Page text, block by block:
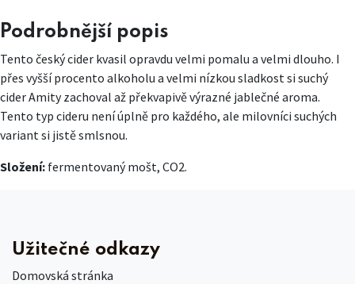
Podrobnější popis
Tento český cider kvasil opravdu velmi pomalu a velmi dlouho. I
přes vyšší procento alkoholu a velmi nízkou sladkost si suchý
cider Amity zachoval až překvapivě výrazné jablečné aroma.
Tento typ cideru není úplně pro každého, ale milovníci suchých
variant si jistě smlsnou.
Složení: fermentovaný mošt, CO2.
Užitečné odkazy
Domovská stránka